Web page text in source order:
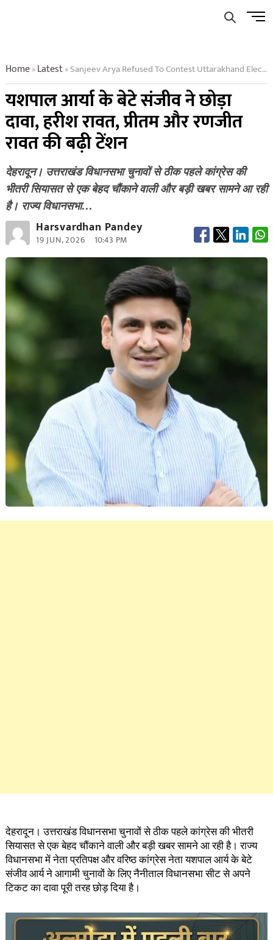
Menu
Home»Latest»Sanjeev Arya Refused To Contest Uttarakhand Election Harish Rawat Pritam Singh Ranjit Rawat
यशपाल आर्या के बेटे संजीव ने छोड़ा
दावा, हरीश रावत, प्रीतम और रणजीत
रावत की बढ़ी टेंशन
देहरादून। उत्तराखंड विधानसभा चुनावों से ठीक पहले कांग्रेस की
भीतरी सियासत से एक बेहद चौंकाने वाली और बड़ी खबर सामने आ रही
है। राज्य विधानसभा…
Harsvardhan Pandey
19 JUN, 2026 10:43 PM
देहरादून। उत्तराखंड विधानसभा चुनावों से ठीक पहले कांग्रेस की भीतरी
सियासत से एक बेहद चौंकाने वाली और बड़ी खबर सामने आ रही है। राज्य
विधानसभा में नेता प्रतिपक्ष और वरिष्ठ कांग्रेस नेता यशपाल आर्य के बेटे
संजीव आर्य ने आगामी चुनावों के लिए नैनीताल विधानसभा सीट से अपने
टिकट का दावा पूरी तरह छोड़ दिया है।